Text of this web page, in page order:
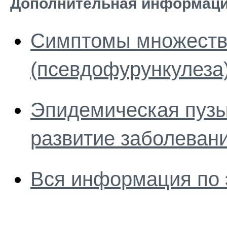
Симптомы
Эпидемическая
развитие
Вся информация по